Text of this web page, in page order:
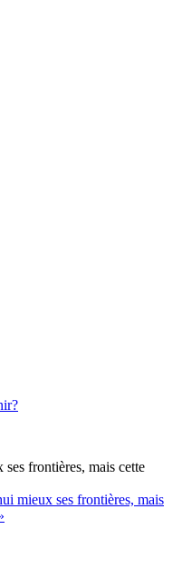
frontières, mais cette
mieux ses frontières, mais